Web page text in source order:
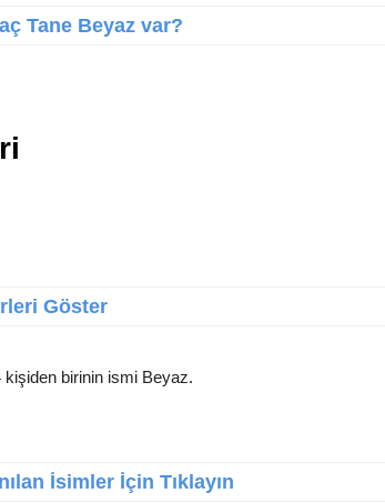
Tane Beyaz var?
Göster
birinin ismi Beyaz.
İsimler İçin Tıklayın